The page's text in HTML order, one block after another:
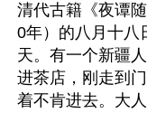
清代古籍《夜谭
0年）的八月十八
天。有一个新疆
进茶店，刚走到
着不肯进去。大